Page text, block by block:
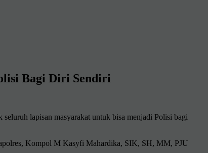
Bagi Diri Sendiri
lapisan masyarakat untuk bisa menjadi Polisi bagi
Kompol M Kasyfi Mahardika, SIK, SH, MM, PJU